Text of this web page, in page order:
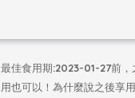
最佳食用期:2023-01-27前，
用也可以！為什麼說之後享